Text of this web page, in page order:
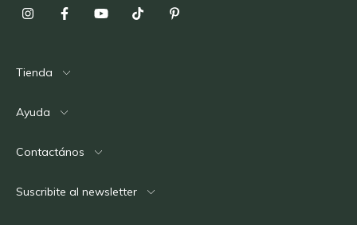
Tienda
Ayuda
Contactános
Suscribite al newsletter